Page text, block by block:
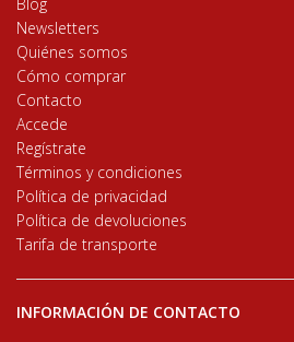
Newsletters
Quiénes somos
Cómo comprar
Contacto
Accede
Regístrate
Términos y condiciones
Política de privacidad
Política de devoluciones
Tarifa de transporte
INFORMACIÓN DE CONTACTO